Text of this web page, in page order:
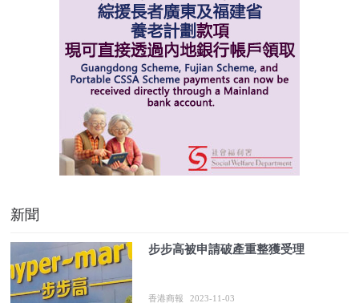
新聞
步步高被申請破產重整獲受理
香港商報 2023-11-03